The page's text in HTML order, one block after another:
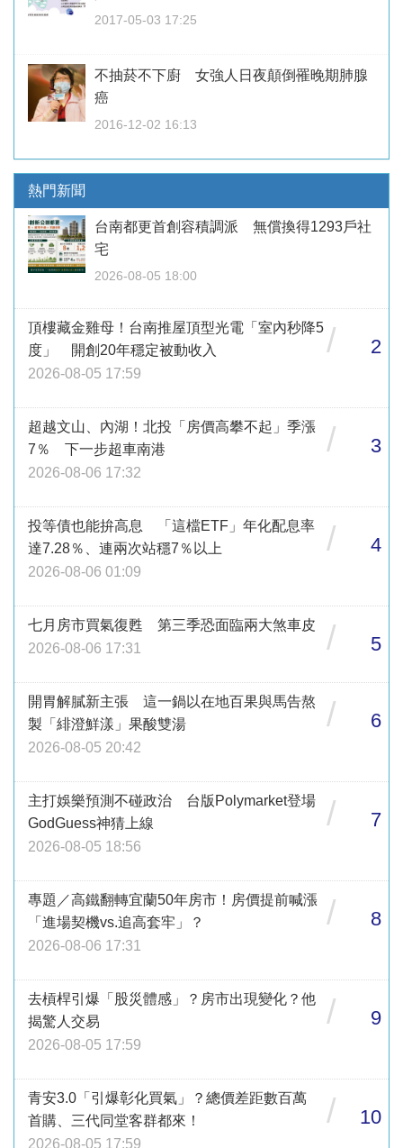
2017-05-03 17:25
不抽菸不下廚 女強人日夜顛倒罹晚期肺腺
癌
2016-12-02 16:13
熱門新聞
台南都更首創容積調派 無償換得1293戶社
宅
2026-08-05 18:00
頂樓藏金雞母！台南推屋頂型光電「室內秒降5
度」 開創20年穩定被動收入
2026-08-05 17:59
/ 2
超越文山、內湖！北投「房價高攀不起」季漲
7％ 下一步超車南港
2026-08-06 17:32
/ 3
投等債也能拚高息 「這檔ETF」年化配息率
達7.28％、連兩次站穩7％以上
2026-08-06 01:09
/ 4
七月房市買氣復甦 第三季恐面臨兩大煞車皮
2026-08-06 17:31
/ 5
開胃解膩新主張 這一鍋以在地百果與馬告熬
製「緋澄鮮漾」果酸雙湯
2026-08-05 20:42
/ 6
主打娛樂預測不碰政治 台版Polymarket登場
GodGuess神猜上線
2026-08-05 18:56
/ 7
專題／高鐵翻轉宜蘭50年房市！房價提前喊漲
「進場契機vs.追高套牢」？
2026-08-06 17:31
/ 8
去槓桿引爆「股災體感」？房市出現變化？他
揭驚人交易
2026-08-05 17:59
/ 9
青安3.0「引爆彰化買氣」？總價差距數百萬
首購、三代同堂客群都來！
2026-08-05 17:59
/ 10